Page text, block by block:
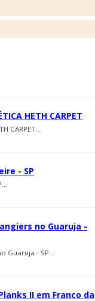
HETH CARPET
CARPET...
- SP
no Guaruja -
- SP...
II em Franco da